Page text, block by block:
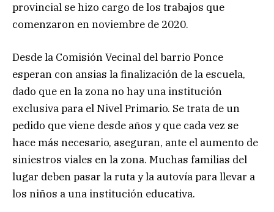
provincial se hizo cargo de los trabajos que
comenzaron en noviembre de 2020.
Desde la Comisión Vecinal del barrio Ponce
esperan con ansias la finalización de la escuela,
dado que en la zona no hay una institución
exclusiva para el Nivel Primario. Se trata de un
pedido que viene desde años y que cada vez se
hace más necesario, aseguran, ante el aumento de
siniestros viales en la zona. Muchas familias del
lugar deben pasar la ruta y la autovía para llevar a
los niños a una institución educativa.